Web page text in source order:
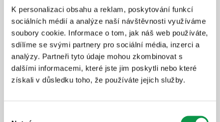
K personalizaci obsahu a reklam, poskytování funkcí
sociálních médií a analýze naší návštěvnosti využíváme
soubory cookie. Informace o tom, jak náš web používáte,
sdílíme se svými partnery pro sociální média, inzerci a
analýzy. Partneři tyto údaje mohou zkombinovat s
dalšími informacemi, které jste jim poskytli nebo které
získali v důsledku toho, že používáte jejich služby.
Doporučená vylepšení
Prodloužení záruky na 20 let
Bezstarostné užívání stavby
Rychlý a profesionální servis